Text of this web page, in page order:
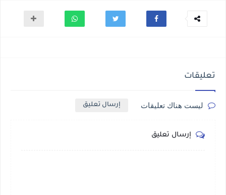
تعليقات
ليست هناك تعليقات إرسال تعليق
إرسال تعليق